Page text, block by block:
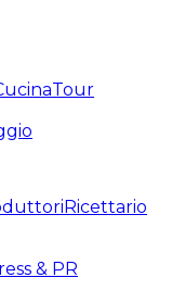
Tour
Ricettario
& PR